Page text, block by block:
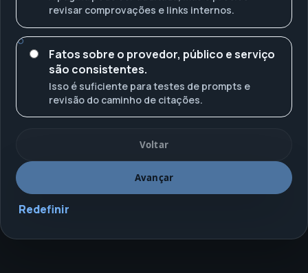
revisar comprovações e links internos.
Fatos sobre o provedor, público e serviço
são consistentes.
Isso é suficiente para testes de prompts e
revisão do caminho de citações.
Voltar
Avançar
Redefinir